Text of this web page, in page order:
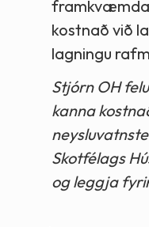
kostnað við
lagningu
Stjórn OH
kanna
Skotfélags
og leggja